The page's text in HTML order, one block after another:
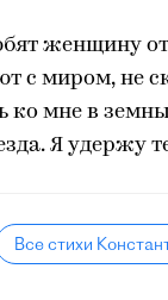
женщину
с миром, не
ко мне в
Я удержу
Все стихи